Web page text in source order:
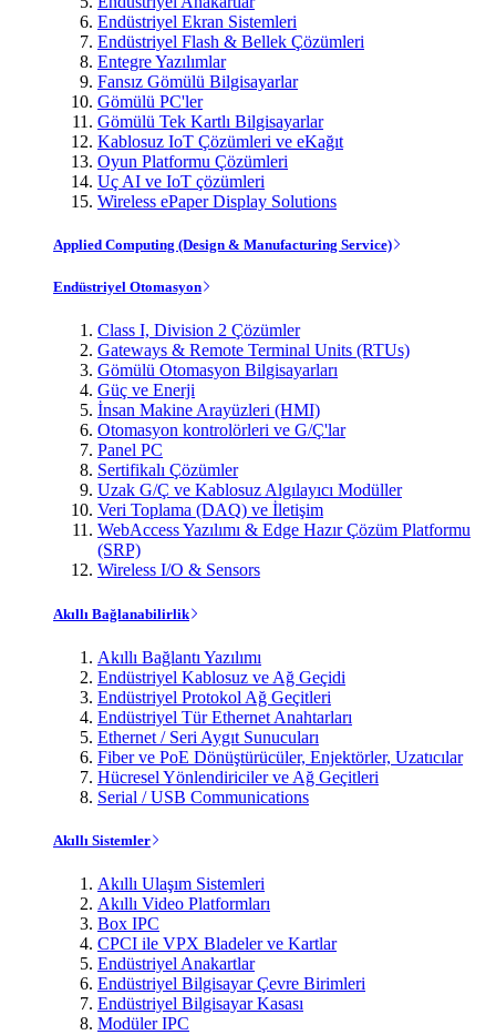
Endüstriyel Ekran Sistemleri
Endüstriyel Flash & Bellek Çözümleri
Entegre Yazılımlar
Fansız Gömülü Bilgisayarlar
Gömülü PC'ler
Gömülü Tek Kartlı Bilgisayarlar
Kablosuz IoT Çözümleri ve eKağıt
Oyun Platformu Çözümleri
Uç AI ve IoT çözümleri
Wireless ePaper Display Solutions
Applied Computing (Design & Manufacturing Service)
Endüstriyel Otomasyon
Class I, Division 2 Çözümler
Gateways & Remote Terminal Units (RTUs)
Gömülü Otomasyon Bilgisayarları
Güç ve Enerji
İnsan Makine Arayüzleri (HMI)
Otomasyon kontrolörleri ve G/Ç'lar
Panel PC
Sertifikalı Çözümler
Uzak G/Ç ve Kablosuz Algılayıcı Modüller
Veri Toplama (DAQ) ve İletişim
WebAccess Yazılımı & Edge Hazır Çözüm Platformu
(SRP)
Wireless I/O & Sensors
Akıllı Bağlanabilirlik
Akıllı Bağlantı Yazılımı
Endüstriyel Kablosuz ve Ağ Geçidi
Endüstriyel Protokol Ağ Geçitleri
Endüstriyel Tür Ethernet Anahtarları
Ethernet / Seri Aygıt Sunucuları
Fiber ve PoE Dönüştürücüler, Enjektörler, Uzatıcılar
Hücresel Yönlendiriciler ve Ağ Geçitleri
Serial / USB Communications
Akıllı Sistemler
Akıllı Ulaşım Sistemleri
Akıllı Video Platformları
Box IPC
CPCI ile VPX Bladeler ve Kartlar
Endüstriyel Anakartlar
Endüstriyel Bilgisayar Çevre Birimleri
Endüstriyel Bilgisayar Kasası
Modüler IPC